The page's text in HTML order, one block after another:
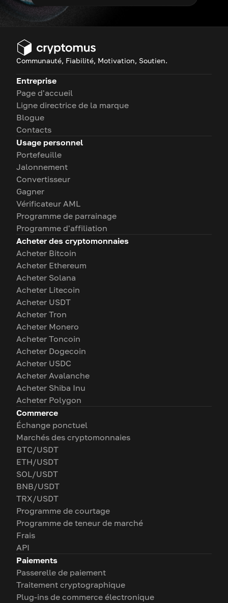
Communauté, Fiabilité, Motivation, Soutien.
Entreprise
Page d'accueil
Ligne directrice de la marque
Blogue
Contacts
Usage personnel
Portefeuille
Jalonnement
Convertisseur
Gagner
Vérificateur AML
Programme de parrainage
Programme d'affiliation
Acheter des cryptomonnaies
Acheter Bitcoin
Acheter Ethereum
Acheter Solana
Acheter Litecoin
Acheter USDT
Acheter Tron
Acheter Monero
Acheter Toncoin
Acheter Dogecoin
Acheter USDC
Acheter Avalanche
Acheter Shiba Inu
Acheter Polygon
Commerce
Échange ponctuel
Marchés des cryptomonnaies
BTC/USDT
ETH/USDT
SOL/USDT
BNB/USDT
TRX/USDT
Programme de courtage
Programme de teneur de marché
Frais
API
Paiements
Passerelle de paiement
Traitement cryptographique
Plug-ins de commerce électronique